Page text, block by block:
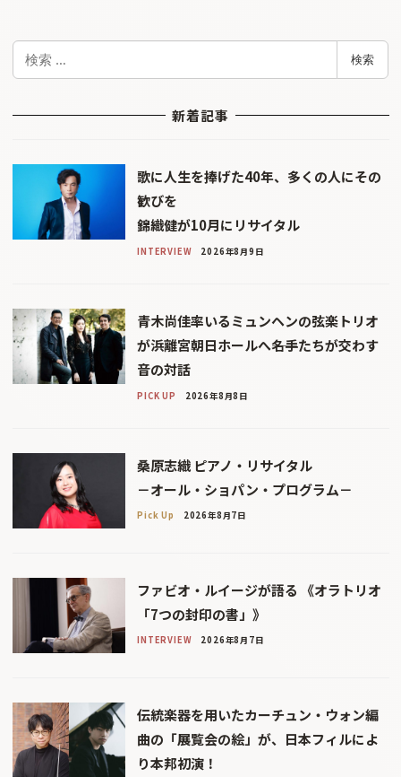
検
検索
新着記事
歌に人生を捧げた40年、多くの人にその
歓びを
錦織健が10月にリサイタル
INTERVIEW 2026年8月9日
青木尚佳率いるミュンヘンの弦楽トリオ
が浜離宮朝日ホールへ――名手たちが交わす
音の対話
PICK UP 2026年8月8日
桑原志織 ピアノ・リサイタル
－オール・ショパン・プログラム－
Pick Up 2026年8月7日
ファビオ・ルイージが語る 《オラトリオ
「7つの封印の書」》
INTERVIEW 2026年8月7日
伝統楽器を用いたカーチュン・ウォン編
曲の「展覧会の絵」が、日本フィルによ
り本邦初演！